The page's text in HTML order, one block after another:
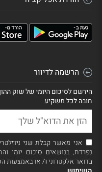
הרשמה לדיוור
הירשם לסיכום היומי של שוק
חובה לכל משקיע
אני מאשר קבלת שני
נפרדת, בנושאים סיכום יומי
בדואר אלקטרוני ו/ או באמצעות